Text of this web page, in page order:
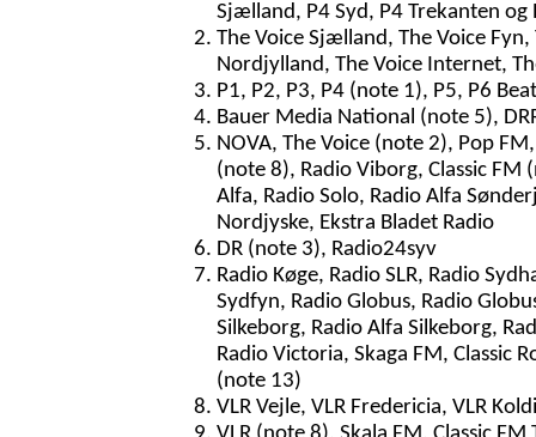
Sjælland, P4 Syd, P4 Trekanten
The Voice Sjælland, The Voice
Nordjylland, The Voice Internet,
P1, P2, P3, P4 (note 1), P5, P6
Bauer Media National (note 5),
NOVA, The Voice (note 2), Pop
(note 8), Radio Viborg, Classic FM
Alfa, Radio Solo, Radio Alfa
Nordjyske, Ekstra Bladet Radio
DR (note 3), Radio24syv
Radio Køge, Radio SLR, Radio
Sydfyn, Radio Globus, Radio
Silkeborg, Radio Alfa Silkeborg,
Radio Victoria, Skaga FM, Classic
(note 13)
VLR Vejle, VLR Fredericia, VLR